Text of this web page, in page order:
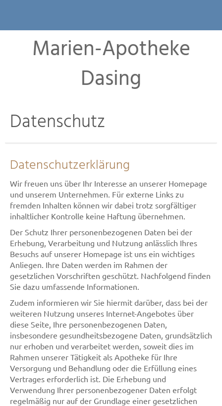
Marien-Apotheke
Dasing
Datenschutz
Datenschutzerklärung
Wir freuen uns über Ihr Interesse an unserer Homepage
und unserem Unternehmen. Für externe Links zu
fremden Inhalten können wir dabei trotz sorgfältiger
inhaltlicher Kontrolle keine Haftung übernehmen.
Der Schutz Ihrer personenbezogenen Daten bei der
Erhebung, Verarbeitung und Nutzung anlässlich Ihres
Besuchs auf unserer Homepage ist uns ein wichtiges
Anliegen. Ihre Daten werden im Rahmen der
gesetzlichen Vorschriften geschützt. Nachfolgend finden
Sie dazu umfassende Informationen.
Zudem informieren wir Sie hiermit darüber, dass bei der
weiteren Nutzung unseres Internet-Angebotes über
diese Seite, Ihre personenbezogenen Daten,
insbesondere gesundheitsbezogene Daten, grundsätzlich
nur erhoben und verarbeitet werden, soweit dies im
Rahmen unserer Tätigkeit als Apotheke für Ihre
Versorgung und Behandlung oder die Erfüllung eines
Vertrages erforderlich ist. Die Erhebung und
Verwendung Ihrer personenbezogener Daten erfolgt
regelmäßig nur auf der Grundlage einer gesetzlichen